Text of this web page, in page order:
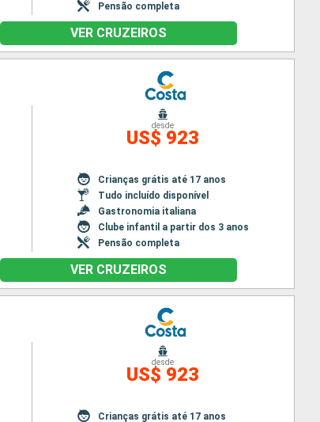
Pensão completa
VER CRUZEIROS
desde
US$ 923
Crianças grátis até 17 anos
Tudo incluído disponível
Gastronomia italiana
Clube infantil a partir dos 3 anos
Pensão completa
VER CRUZEIROS
desde
US$ 923
Crianças grátis até 17 anos